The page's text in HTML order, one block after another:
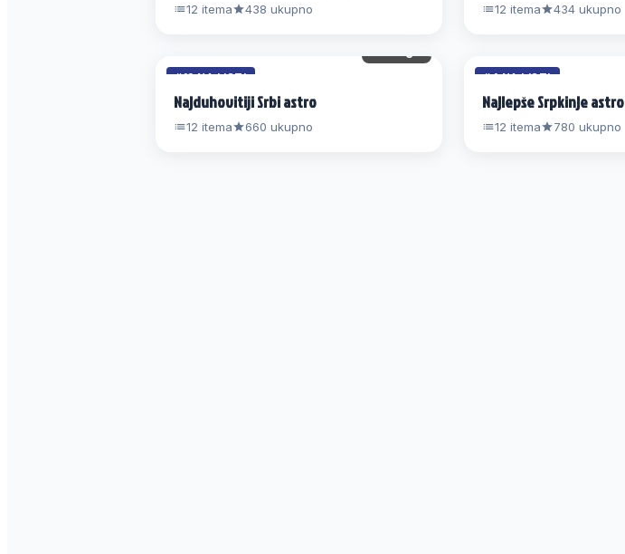
12 itema 438 ukupno 12 itema 434 ukupno
#12 NA LISTI
Najduhovitiji Srbi astro
12 itema 660 ukupno
#4 NA LISTI
Najlepše Srpkinje astro
12 itema 780 ukupno